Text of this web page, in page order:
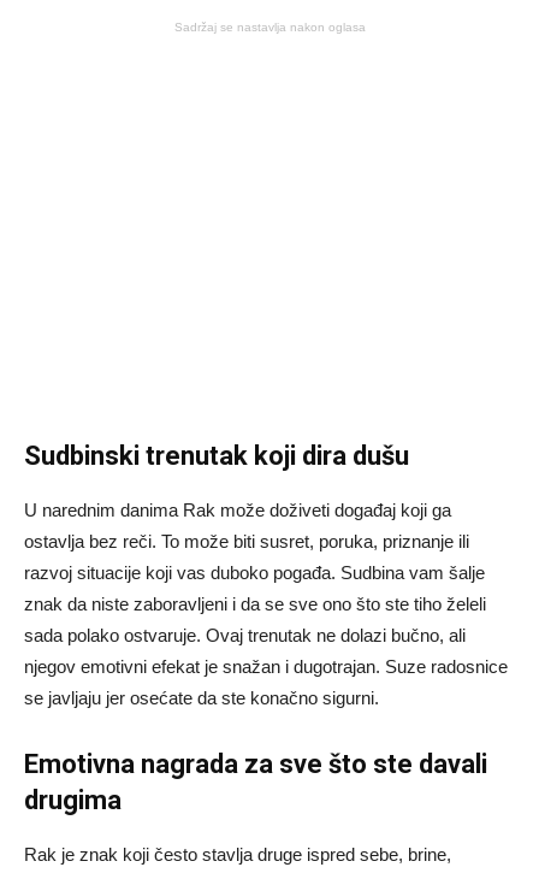
Sadržaj se nastavlja nakon oglasa
Sudbinski trenutak koji dira dušu
U narednim danima Rak može doživeti događaj koji ga
ostavlja bez reči. To može biti susret, poruka, priznanje ili
razvoj situacije koji vas duboko pogađa. Sudbina vam šalje
znak da niste zaboravljeni i da se sve ono što ste tiho želeli
sada polako ostvaruje. Ovaj trenutak ne dolazi bučno, ali
njegov emotivni efekat je snažan i dugotrajan. Suze radosnice
se javljaju jer osećate da ste konačno sigurni.
Emotivna nagrada za sve što ste davali
drugima
Rak je znak koji često stavlja druge ispred sebe, brine,